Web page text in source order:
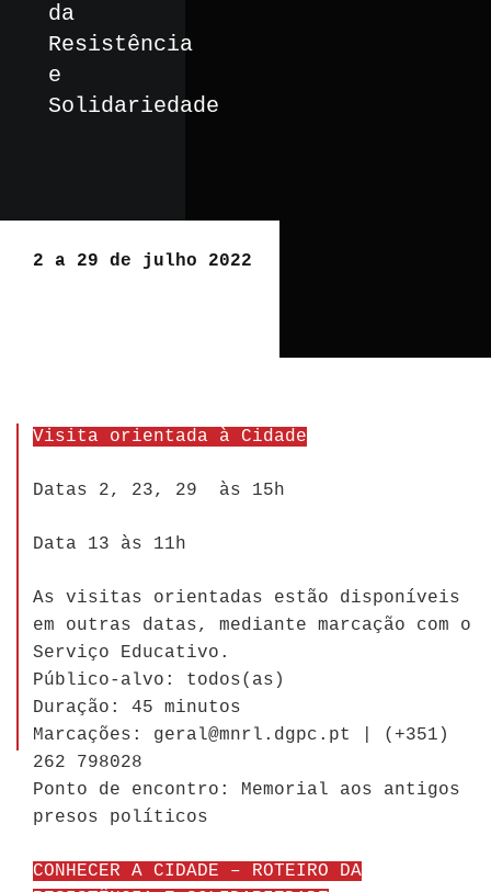
da
Resistência
e
Solidariedade
2 a 29 de julho 2022
Visita orientada à Cidade
Datas 2, 23, 29 às 15h
Data 13 às 11h
As visitas orientadas estão disponíveis
em outras datas, mediante marcação com o
Serviço Educativo.
Público-alvo: todos(as)
Duração: 45 minutos
Marcações: geral@mnrl.dgpc.pt | (+351)
262 798028
Ponto de encontro: Memorial aos antigos
presos políticos
CONHECER A CIDADE – ROTEIRO DA